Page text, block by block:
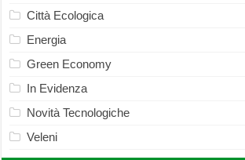
Città Ecologica
Energia
Green Economy
In Evidenza
Novità Tecnologiche
Veleni